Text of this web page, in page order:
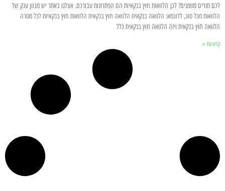
לכם תזרים מזומנים? לכן הלוואות חוץ בנקאיות הם הפתרונות עבורכם. אצלנו באתר יש מגוון ענק של
הלוואות מכל סוג, לדוגמא: הלוואה בנקאית הלוואה חוץ בנקאית הלוואות חוץ בנקאיות לכל מטרה
הלוואה חוץ בנקאית ויזה הלוואה חוץ בנקאית כלל
קרא עוד »